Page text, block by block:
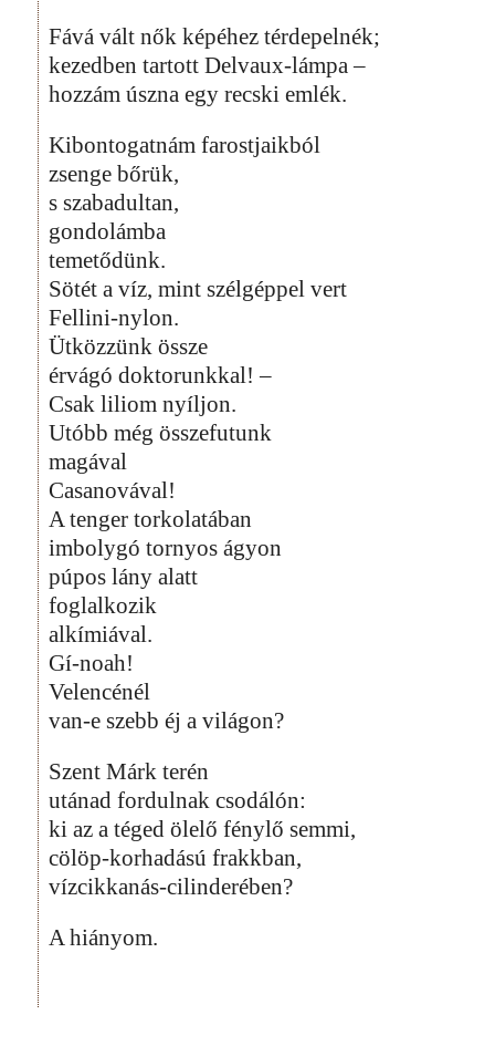
Fává vált nők képéhez térdepelnék;
kezedben tartott Delvaux-lámpa –
hozzám úszna egy recski emlék.
Kibontogatnám farostjaikból
zsenge bőrük,
s szabadultan,
gondolámba
temetődünk.
Sötét a víz, mint szélgéppel vert
Fellini-nylon.
Ütközzünk össze
érvágó doktorunkkal! –
Csak liliom nyíljon.
Utóbb még összefutunk
magával
Casanovával!
A tenger torkolatában
imbolygó tornyos ágyon
púpos lány alatt
foglalkozik
alkímiával.
Gí-noah!
Velencénél
van-e szebb éj a világon?
Szent Márk terén
utánad fordulnak csodálón:
ki az a téged ölelő fénylő semmi,
cölöp-korhadású frakkban,
vízcikkanás-cilinderében?
A hiányom.